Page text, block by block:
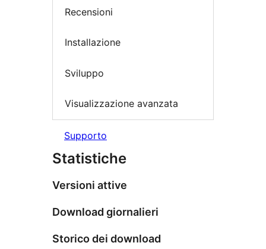
Recensioni
Installazione
Sviluppo
Visualizzazione avanzata
Supporto
Statistiche
Versioni attive
Download giornalieri
Storico dei download